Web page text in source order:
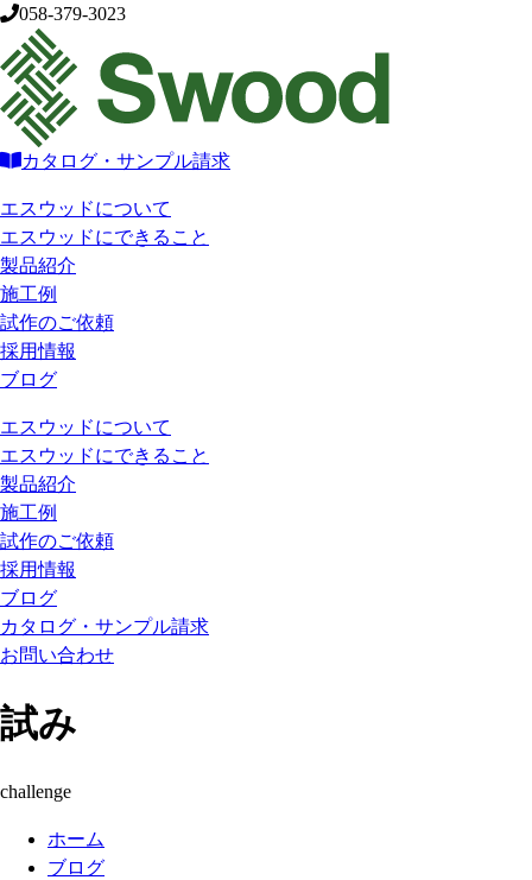
058-379-3023
カタログ・サンプル請求
エスウッドについて
エスウッドにできること
製品紹介
施工例
試作のご依頼
採用情報
ブログ
エスウッドについて
エスウッドにできること
製品紹介
施工例
試作のご依頼
採用情報
ブログ
カタログ・サンプル請求
お問い合わせ
試み
challenge
ホーム
ブログ